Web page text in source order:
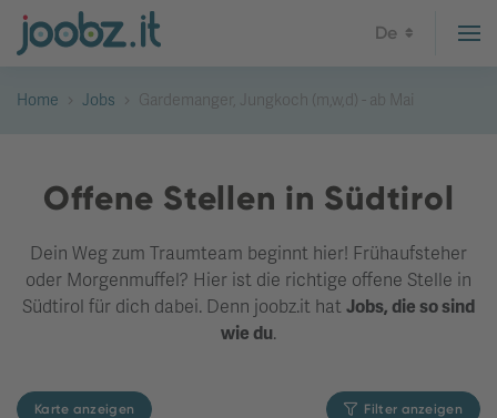
De
Home Jobs Gardemanger, Jungkoch (m,w,d) - ab Mai
Offene Stellen in Südtirol
Dein Weg zum Traumteam beginnt hier! Frühaufsteher
oder Morgenmuffel? Hier ist die richtige offene Stelle in
Südtirol für dich dabei. Denn joobz.it hat Jobs, die so sind
wie du.
Karte anzeigen Filter anzeigen